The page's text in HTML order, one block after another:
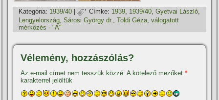
Kategória: 1939/40 | Címke: 1939, 1939/40,Gyetvai László,
Lengyelország ,Sárosi György dr. ,Toldi Géza ,válogatott
mérkőzés - "A"
Vélemény, hozzászólás?
Az e-mail címet nem tesszük közzé. A kötelező mezőket*
karakterrel jelöltük